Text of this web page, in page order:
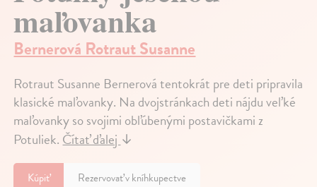
maľovanka
Bernerová Rotraut Susanne
Rotraut Susanne Bernerová tentokrát pre deti pripravila
klasické maľovanky. Na dvojstránkach deti nájdu veľké
maľovanky so svojimi obľúbenými postavičkami z
Potuliek.Čítať ďalej↓
Kúpiť Rezervovať v kníhkupectve